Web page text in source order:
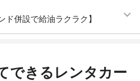
で約12分（送迎なし）
はこちら
併設で給油ラクラク】
約10分（送迎なし）
できるレンタカー